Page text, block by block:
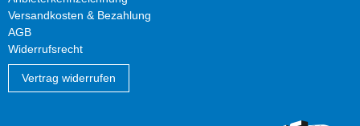
Versandkosten & Bezahlung
AGB
Widerrufsrecht
Vertrag widerrufen